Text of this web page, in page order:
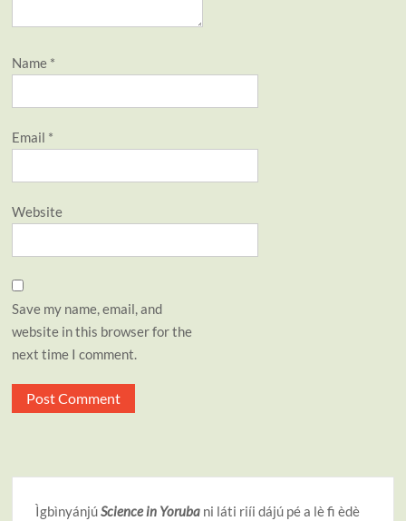
Name *
Email *
Website
Save my name, email, and
website in this browser for the
next time I comment.
ÌgbìnyánjúScience in Yoruba ni láti riíi dájú pé a lè fi èdè